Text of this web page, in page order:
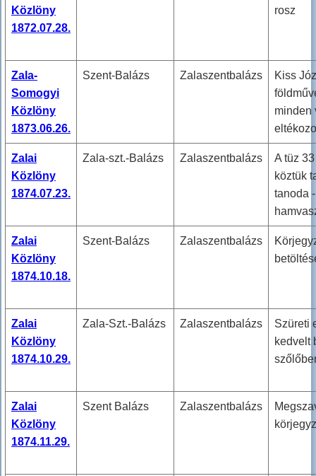
Közlöny
1872.07.28.
rosz
Zala-
Somogyi
Közlöny
1873.06.26.
Szent-Balázs Zalaszentbalázs
Kiss
minden
Zalai
Közlöny
1874.07.23.
Zala-szt.-Balázs Zalaszentbalázs
A tüz
köztük
tanoda
Zalai
Közlöny
1874.10.18.
Szent-Balázs Zalaszentbalázs
Zalai
Közlöny
1874.10.29.
Zala-Szt.-Balázs Zalaszentbalázs
Szüreti
kedvelt
Zalai
Közlöny
1874.11.29.
Szent Balázs Zalaszentbalázs